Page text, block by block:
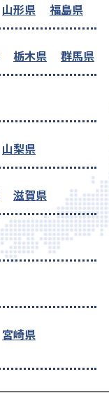
山形県 福島県
栃木県 群馬県
山梨県
滋賀県
宮崎県